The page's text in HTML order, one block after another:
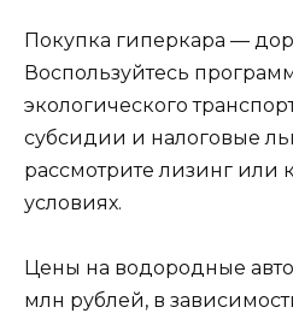
Покупка гиперкара —
Воспользуйтесь
экологического
субсидии и налоговые
рассмотрите лизинг или
условиях.
Цены на водородные
млн рублей, в